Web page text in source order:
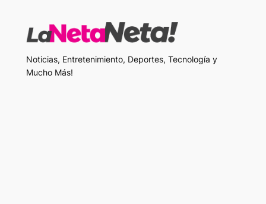
Noticias, Entretenimiento, Deportes, Tecnología y
Mucho Más!